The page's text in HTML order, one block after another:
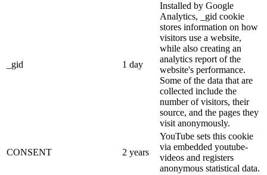
_gid 1 day
Installed by Google
Analytics, _gid cookie
stores information on how
visitors use a website,
while also creating an
analytics report of the
website's performance.
Some of the data that are
collected include the
number of visitors, their
source, and the pages they
visit anonymously.
CONSENT 2 years
YouTube sets this cookie
via embedded youtube-
videos and registers
anonymous statistical data.